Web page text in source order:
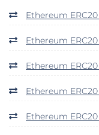
Ethereum
Ethereum
Ethereum
Ethereum
Ethereum